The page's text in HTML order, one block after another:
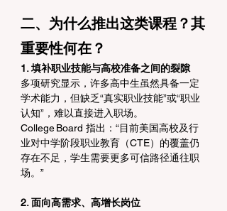
二、为什么推出这类课程？其
重要性何在？
1. 填补职业技能与高校准备之间的裂隙
多项研究显示，许多高中生虽然具备一定
学术能力，但缺乏“真实职业技能”或“职业
认知”，难以直接进入职场。
College Board 指出：“目前美国高校及行
业对中学阶段职业教育（CTE）的覆盖仍
存在不足，学生需要更多可信路径通往职
场。”
2. 面向高需求、高增长岗位